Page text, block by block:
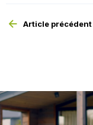
Article précédent